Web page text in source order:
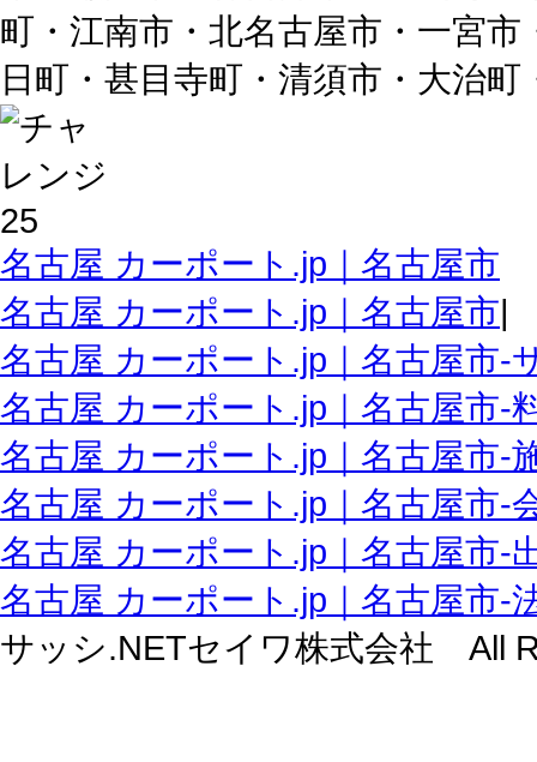
町・江南市・北名古屋市・一宮
日町・甚目寺町・清須市・大治
名古屋 カーポート.jp｜名古屋市
名古屋 カーポート.jp｜名古屋市|
名古屋 カーポート.jp｜名古屋市‐
名古屋 カーポート.jp｜名古屋市‐
名古屋 カーポート.jp｜名古屋市‐
名古屋 カーポート.jp｜名古屋市‐
名古屋 カーポート.jp｜名古屋市‐
名古屋 カーポート.jp｜名古屋市‐
サッシ.NETセイワ株式会社 All